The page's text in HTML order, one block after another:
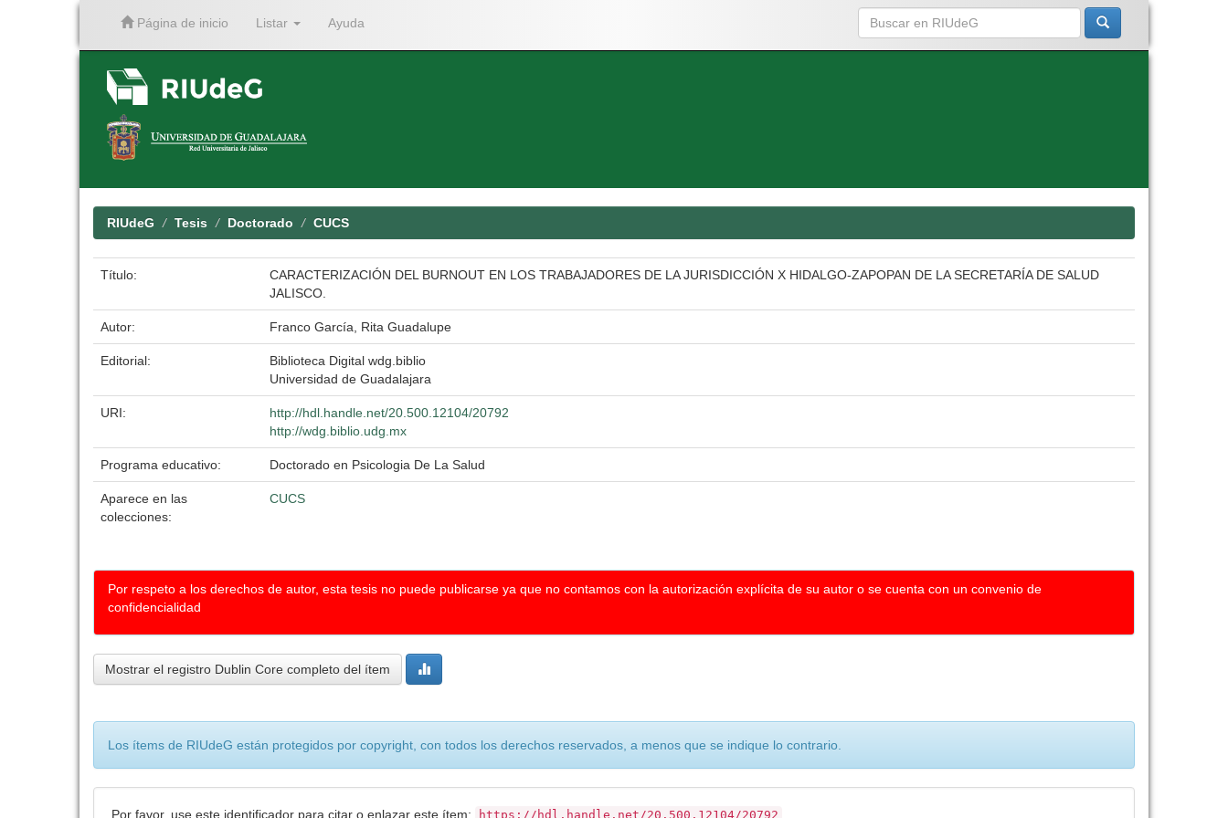
Página de inicio Listar Ayuda
RIUdeG Tesis Doctorado CUCS
Título:
CARACTERIZACIÓN DEL BURNOUT EN LOS TRABAJADORES DE LA JURISDICCIÓN X HIDALGO-ZAPOPAN DE LA SECRETARÍA DE SALUD
JALISCO.
Autor: Franco García, Rita Guadalupe
Editorial:
Biblioteca Digital wdg.biblio
Universidad de Guadalajara
URI:
http://hdl.handle.net/20.500.12104/20792
http://wdg.biblio.udg.mx
Programa educativo: Doctorado en Psicologia De La Salud
Aparece en las
colecciones:
CUCS
Por respeto a los derechos de autor, esta tesis no puede publicarse ya que no contamos con la autorización explícita de su autor o se cuenta con un convenio de
confidencialidad
Mostrar el registro Dublin Core completo del ítem
Los ítems de RIUdeG están protegidos por copyright, con todos los derechos reservados, a menos que se indique lo contrario.
Por favor, use este identificador para citar o enlazar este ítem: https://hdl.handle.net/20.500.12104/20792